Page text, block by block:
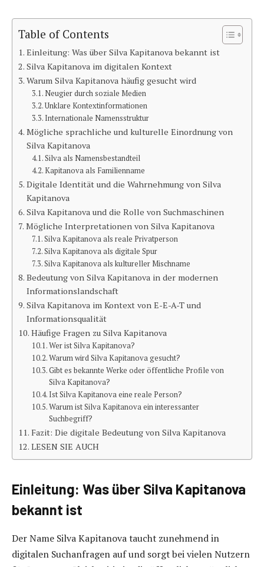
Table of Contents
Einleitung: Was über Silva Kapitanova bekannt ist
Silva Kapitanova im digitalen Kontext
Warum Silva Kapitanova häufig gesucht wird
Neugier durch soziale Medien
Unklare Kontextinformationen
Internationale Namensstruktur
Mögliche sprachliche und kulturelle Einordnung von
Silva Kapitanova
Silva als Namensbestandteil
Kapitanova als Familienname
Digitale Identität und die Wahrnehmung von Silva
Kapitanova
Silva Kapitanova und die Rolle von Suchmaschinen
Mögliche Interpretationen von Silva Kapitanova
Silva Kapitanova als reale Privatperson
Silva Kapitanova als digitale Spur
Silva Kapitanova als kultureller Mischname
Bedeutung von Silva Kapitanova in der modernen
Informationslandschaft
Silva Kapitanova im Kontext von E-E-A-T und
Informationsqualität
Häufige Fragen zu Silva Kapitanova
Wer ist Silva Kapitanova?
Warum wird Silva Kapitanova gesucht?
Gibt es bekannte Werke oder öffentliche Profile von
Silva Kapitanova?
Ist Silva Kapitanova eine reale Person?
Warum ist Silva Kapitanova ein interessanter
Suchbegriff?
Fazit: Die digitale Bedeutung von Silva Kapitanova
LESEN SIE AUCH
Einleitung: Was über Silva Kapitanova
bekannt ist
Der Name Silva Kapitanova taucht zunehmend in
digitalen Suchanfragen auf und sorgt bei vielen Nutzern